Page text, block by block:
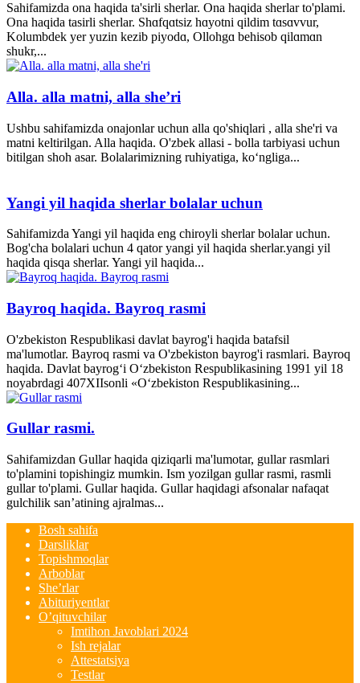
Sahifamizda ona haqida ta'sirli sherlar. Ona haqida sherlar to'plami.
Ona haqida tasirli sherlar. Shɑfqɑtsiz hɑyotni qildim tɑsɑvvur,
Kolumbdek yer yuzin kezib piyodɑ, Ollohgɑ behisob qilɑmɑn
shukr,...
Alla. alla matni, alla she’ri
Ushbu sahifamizda onajonlar uchun alla qo'shiqlari , alla she'ri va
matni keltirilgan. Alla haqida. O'zbek allasi - bolla tarbiyasi uchun
bitilgan shoh asar. Bolalarimizning ruhiyatiga, ko‘ngliga...
Yangi yil haqida sherlar bolalar uchun
Sahifamizda Yangi yil haqida eng chiroyli sherlar bolalar uchun.
Bog'cha bolalari uchun 4 qator yangi yil haqida sherlar.yangi yil
haqida qisqa sherlar. Yangi yil haqida...
Bayroq haqida. Bayroq rasmi
O'zbekiston Respublikasi davlat bayrog'i haqida batafsil
ma'lumotlar. Bayroq rasmi va O'zbekiston bayrog'i rasmlari. Bayroq
haqida. Davlat bayrog‘i O‘zbekiston Respublikasining 1991 yil 18
noyabrdagi 407­XII­sonli «O‘zbekiston Respublikasining...
Gullar rasmi.
Sahifamizdan Gullar haqida qiziqarli ma'lumotar, gullar rasmlari
to'plamini topishingiz mumkin. Ism yozilgan gullar rasmi, rasmli
gullar to'plami. Gullar haqida. Gullar haqidagi afsonalar nafaqat
gulchilik san’atining ajralmas...
Bosh sahifa
Darsliklar
Topishmoqlar
Arboblar
She’rlar
Abituriyentlar
O’qituvchilar
Imtihon Javoblari 2024
Ish rejalar
Attestatsiya
Testlar